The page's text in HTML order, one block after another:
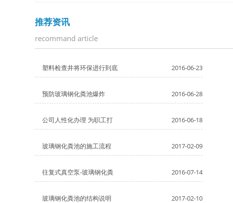
推荐资讯
recommand article
塑料检查井将环保进行到底 2016-06-23
预防玻璃钢化粪池爆炸 2016-06-28
公司人性化办理 为职工打 2016-06-18
玻璃钢化粪池的施工流程 2017-02-09
往复式真空泵-玻璃钢化粪 2016-07-14
玻璃钢化粪池的结构说明 2017-02-10